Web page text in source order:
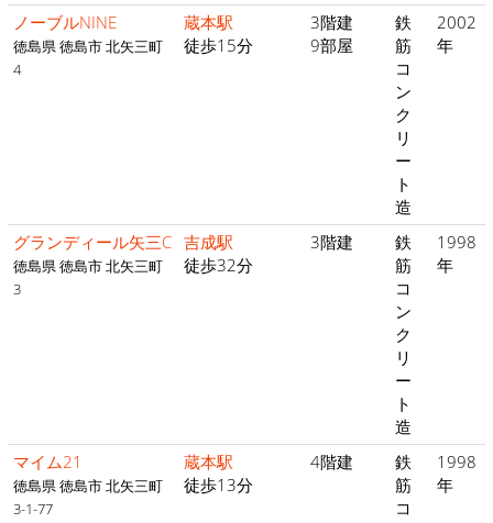
ノーブルNINE
徳島県 徳島市 北矢三町
4
蔵本駅
徒歩15分
3階建
9部屋
鉄
筋
コ
ン
ク
リ
ー
ト
造
2002
年
グランディール矢三C
徳島県 徳島市 北矢三町
3
吉成駅
徒歩32分
3階建
鉄
筋
コ
ン
ク
リ
ー
ト
造
1998
年
マイム21
徳島県 徳島市 北矢三町
3-1-77
蔵本駅
徒歩13分
4階建
鉄
筋
コ
1998
年